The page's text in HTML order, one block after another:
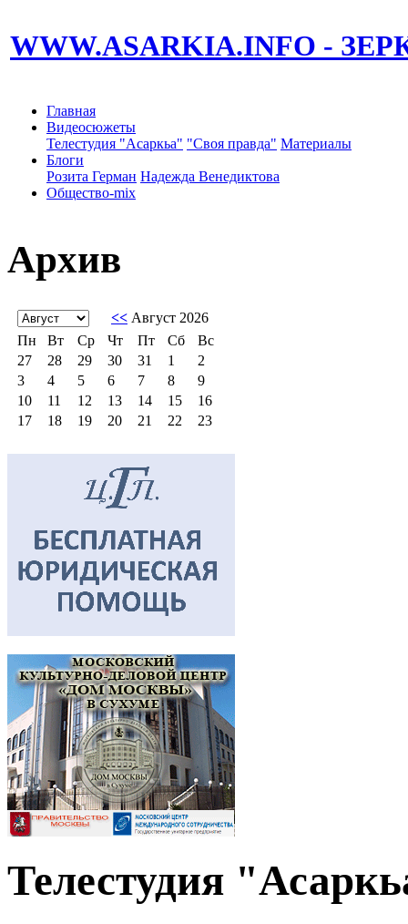
WWW.ASARKIA.INFO -
Главная
Видеосюжеты
Телестудия "Асаркьа" "Своя правда" Материалы
Блоги
Розита Герман Надежда Венедиктова
Общество-mix
Архив
Телестудия